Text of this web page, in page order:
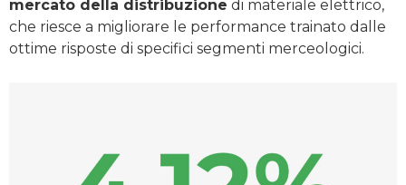
mercato della distribuzione di materiale elettrico,
che riesce a migliorare le performance trainato dalle
ottime risposte di specifici segmenti merceologici.